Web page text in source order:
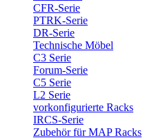
CFR-Serie
PTRK-Serie
DR-Serie
Technische Möbel
C3 Serie
Forum-Serie
C5 Serie
L2 Serie
vorkonfigurierte Racks
IRCS-Serie
Zubehör für MAP Racks